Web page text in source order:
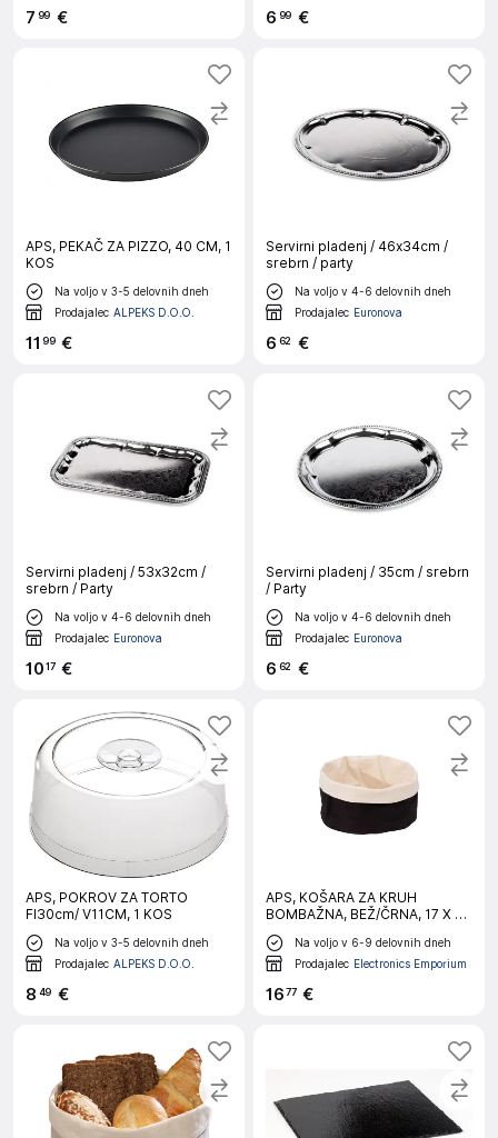
7 99 € 6 99 €
APS, PEKAČ ZA PIZZO, 40 CM, 1
KOS
Na voljo v 3-5 delovnih dneh
Prodajalec ALPEKS D.O.O.
11 99 €
Servirni pladenj / 46x34cm /
srebrn / party
Na voljo v 4-6 delovnih dneh
Prodajalec Euronova
6 62 €
Servirni pladenj / 53x32cm /
srebrn / Party
Na voljo v 4-6 delovnih dneh
Prodajalec Euronova
1017 €
Servirni pladenj / 35cm / srebrn
/ Party
Na voljo v 4-6 delovnih dneh
Prodajalec Euronova
6 62 €
APS, POKROV ZA TORTO
FI30cm/ V11CM, 1 KOS
Na voljo v 3-5 delovnih dneh
Prodajalec ALPEKS D.O.O.
8 49 €
APS, KOŠARA ZA KRUH
BOMBAŽNA, BEŽ/ČRNA, 17 X 11
CM, 1 CM
Na voljo v 6-9 delovnih dneh
Prodajalec Electronics Emporium
1677 €